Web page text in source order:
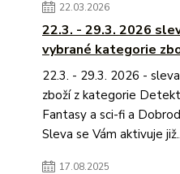
22.03.2026
22.3. - 29.3. 2026
vybrané kategorie
22.3. - 29.3. 2026 -
zboží z kategorie
Fantasy a sci-fi a
Sleva se Vám aktivuje
17.08.2025